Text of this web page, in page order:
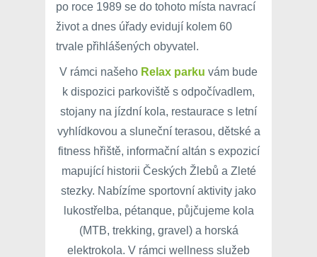
po roce 1989 se do tohoto místa navrací
život a dnes úřady evidují kolem 60
trvale přihlášených obyvatel.
V rámci našeho Relax parku vám bude
k dispozici parkoviště s odpočívadlem,
stojany na jízdní kola, restaurace s letní
vyhlídkovou a sluneční terasou, dětské a
fitness hřiště, informační altán s expozicí
mapující historii Českých Žlebů a Zleté
stezky. Nabízíme sportovní aktivity jako
lukostřelba, pétanque, půjčujeme kola
(MTB, trekking, gravel) a horská
elektrokola. V rámci wellness služeb